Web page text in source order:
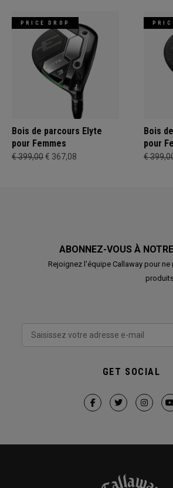
PRICE DROP
Bois de parcours Elyte
pour Femmes
€ 399,00€ 367,08
Bois
pour
€
ABONNEZ-VOUS À
Rejoignez l'équipe Callaway pour ne
GET SOCIAL